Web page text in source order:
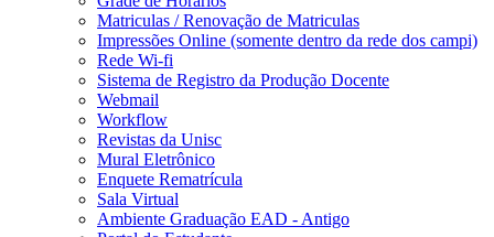
Matriculas / Renovação de Matriculas
Impressões Online (somente dentro da rede dos campi)
Rede Wi-fi
Sistema de Registro da Produção Docente
Webmail
Workflow
Revistas da Unisc
Mural Eletrônico
Enquete Rematrícula
Sala Virtual
Ambiente Graduação EAD - Antigo